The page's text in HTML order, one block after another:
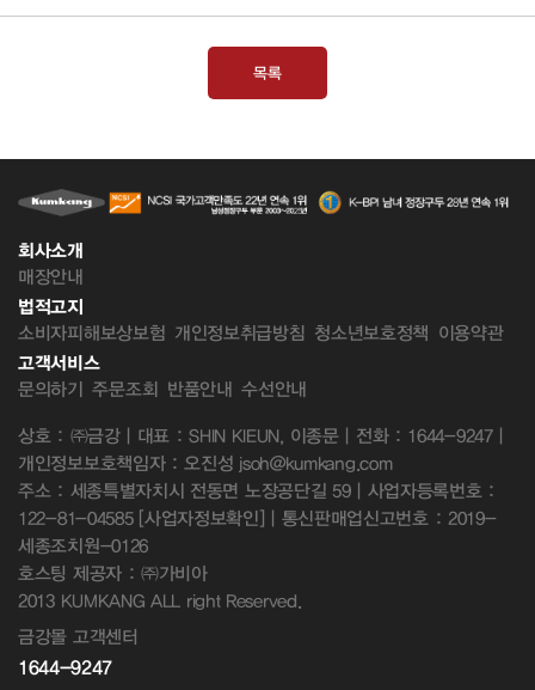
목록
회사소개
매장안내
법적고지
소비자피해보상보험 개인정보취급방침 청소년보호정책 이용약관
고객서비스
문의하기 주문조회 반품안내 수선안내
상호 : ㈜금강 | 대표 : SHIN KIEUN, 이종문 | 전화 : 1644-9247 |
개인정보보호책임자 : 오진성 jsoh@kumkang.com
주소 : 세종특별자치시 전동면 노장공단길 59 | 사업자등록번호 :
122-81-04585 [사업자정보확인] | 통신판매업신고번호 : 2019-
세종조치원-0126
호스팅 제공자 : ㈜가비아
2013 KUMKANG ALL right Reserved.
금강몰 고객센터
1644-9247